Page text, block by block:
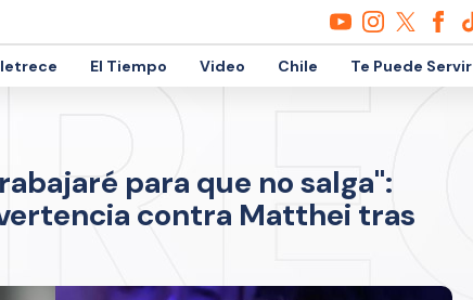
El Tiempo Video Chile Te Puede Servir
para que no salga":
contra Matthei tras